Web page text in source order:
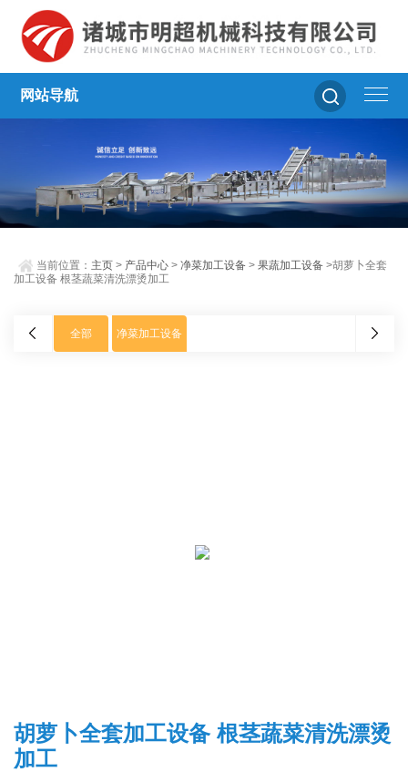
网站导航
当前位置： 主页 > 产品中心 >净菜加工设备 >果蔬加工设备 >胡萝卜全套
加工设备 根茎蔬菜清洗漂烫加工
全部 净菜加工设备
胡萝卜全套加工设备 根茎蔬菜清洗漂烫
加工